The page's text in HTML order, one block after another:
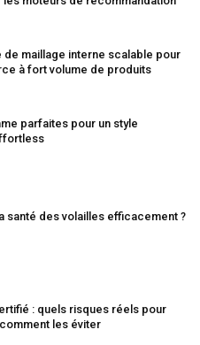
de maillage interne scalable pour
à fort volume de produits
parfaites pour un style
santé des volailles efficacement ?
: quels risques réels pour
les éviter